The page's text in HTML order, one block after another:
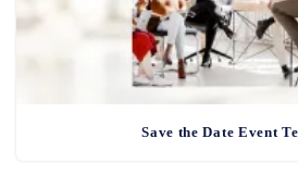
Save the Date Event